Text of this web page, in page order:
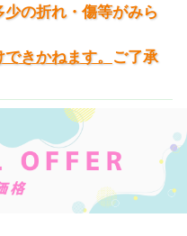
の折れ・傷等がみら
きかねます。
ご了承